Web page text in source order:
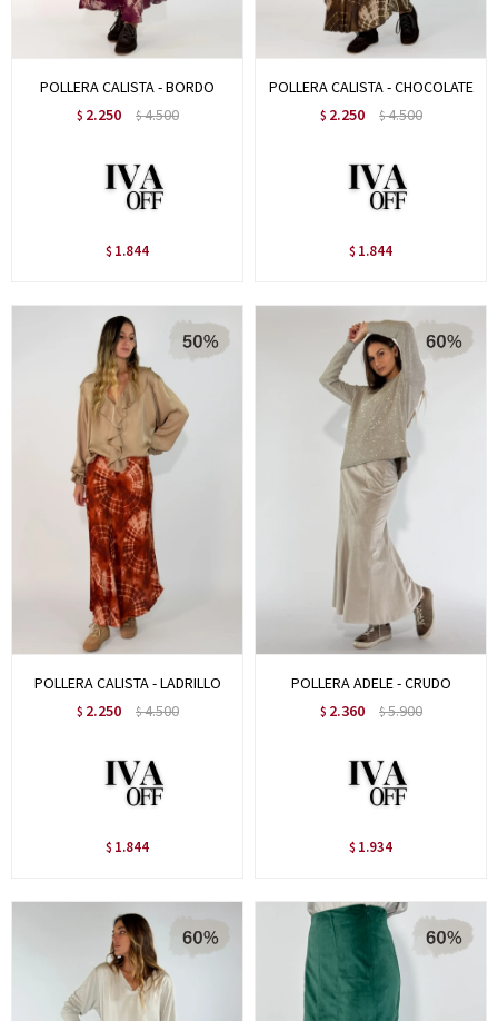
POLLERA CALISTA - BORDO
$ 2.250 $4.500
$ 1.844
POLLERA CALISTA - CHOCOLATE
$ 2.250 $4.500
$ 1.844
POLLERA CALISTA - LADRILLO
$ 2.250 $4.500
$ 1.844
POLLERA ADELE - CRUDO
$ 2.360 $5.900
$ 1.934